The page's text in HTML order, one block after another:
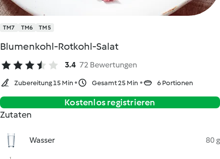
TM7 TM6 TM5
Blumenkohl-Rotkohl-Salat
3.4 72 Bewertungen
Zubereitung 15 Min Gesamt 25 Min 6 Portionen
Kostenlos registrieren
Zutaten
Wasser 80 g